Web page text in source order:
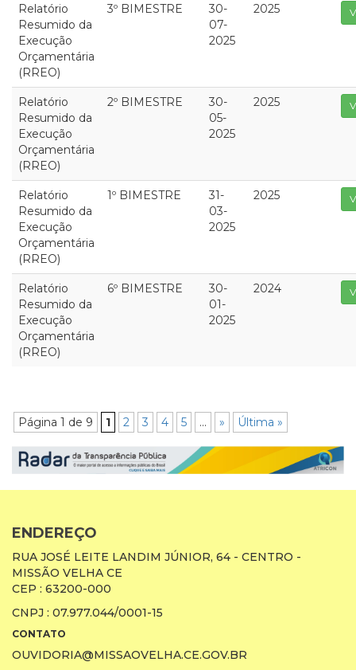
Relatório
Resumido da
Execução
Orçamentária
(RREO)
3º BIMESTRE
30-
07-
2025
2025
Relatório
Resumido da
Execução
Orçamentária
(RREO)
2º BIMESTRE
30-
05-
2025
2025
Relatório
Resumido da
Execução
Orçamentária
(RREO)
1º BIMESTRE
31-
03-
2025
2025
Relatório
Resumido da
Execução
Orçamentária
(RREO)
6º BIMESTRE
30-
01-
2025
2024
Página 1 de 9 1 2 3 4 5 ... » Última »
ENDEREÇO
RUA JOSÉ LEITE LANDIM JÚNIOR, 64 - CENTRO -
MISSÃO VELHA CE
CEP : 63200-000
CNPJ : 07.977.044/0001-15
CONTATO
OUVIDORIA@MISSAOVELHA.CE.GOV.BR